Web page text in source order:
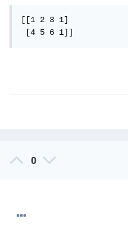
[[1 2 3 1]
[4 5 6 1]]
0